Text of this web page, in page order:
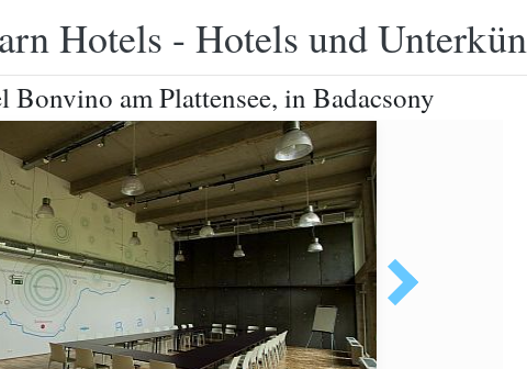
Hotels - Hotels und
Bonvino am Plattensee, in Badacsony